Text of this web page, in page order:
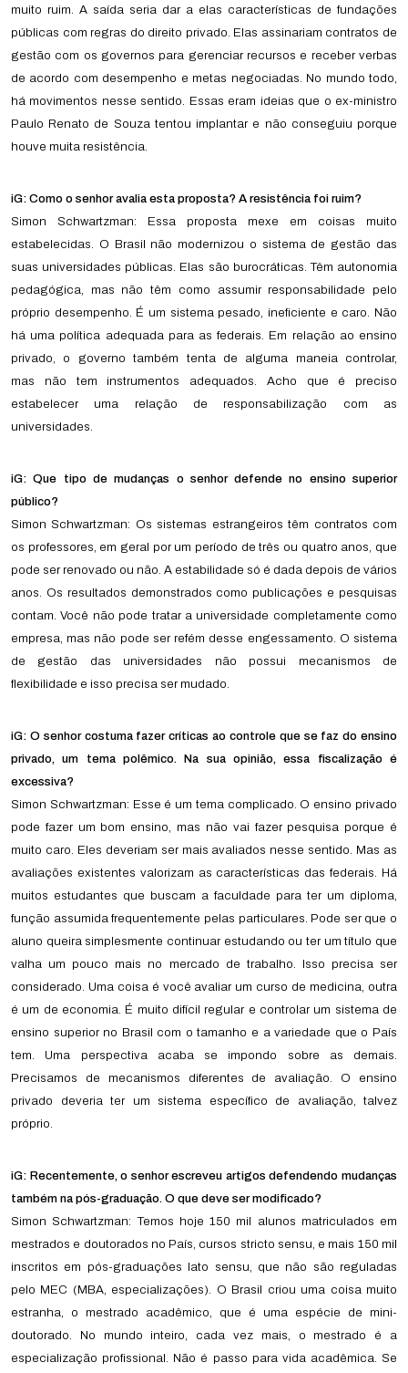
muito ruim. A saída seria dar a elas características de fundações
públicas com regras do direito privado. Elas assinariam contratos de
gestão com os governos para gerenciar recursos e receber verbas
de acordo com desempenho e metas negociadas. No mundo todo,
há movimentos nesse sentido. Essas eram ideias que o ex-ministro
Paulo Renato de Souza tentou implantar e não conseguiu porque
houve muita resistência.
iG: Como o senhor avalia esta proposta? A resistência foi ruim?
Simon Schwartzman: Essa proposta mexe em coisas muito
estabelecidas. O Brasil não modernizou o sistema de gestão das
suas universidades públicas. Elas são burocráticas. Têm autonomia
pedagógica, mas não têm como assumir responsabilidade pelo
próprio desempenho. É um sistema pesado, ineficiente e caro. Não
há uma política adequada para as federais. Em relação ao ensino
privado, o governo também tenta de alguma maneia controlar,
mas não tem instrumentos adequados. Acho que é preciso
estabelecer uma relação de responsabilização com as
universidades.
iG: Que tipo de mudanças o senhor defende no ensino superior
público?
Simon Schwartzman: Os sistemas estrangeiros têm contratos com
os professores, em geral por um período de três ou quatro anos, que
pode ser renovado ou não. A estabilidade só é dada depois de vários
anos. Os resultados demonstrados como publicações e pesquisas
contam. Você não pode tratar a universidade completamente como
empresa, mas não pode ser refém desse engessamento. O sistema
de gestão das universidades não possui mecanismos de
flexibilidade e isso precisa ser mudado.
iG: O senhor costuma fazer críticas ao controle que se faz do ensino
privado, um tema polêmico. Na sua opinião, essa fiscalização é
excessiva?
Simon Schwartzman: Esse é um tema complicado. O ensino privado
pode fazer um bom ensino, mas não vai fazer pesquisa porque é
muito caro. Eles deveriam ser mais avaliados nesse sentido. Mas as
avaliações existentes valorizam as características das federais. Há
muitos estudantes que buscam a faculdade para ter um diploma,
função assumida frequentemente pelas particulares. Pode ser que o
aluno queira simplesmente continuar estudando ou ter um título que
valha um pouco mais no mercado de trabalho. Isso precisa ser
considerado. Uma coisa é você avaliar um curso de medicina, outra
é um de economia. É muito difícil regular e controlar um sistema de
ensino superior no Brasil com o tamanho e a variedade que o País
tem. Uma perspectiva acaba se impondo sobre as demais.
Precisamos de mecanismos diferentes de avaliação. O ensino
privado deveria ter um sistema específico de avaliação, talvez
próprio.
iG: Recentemente, o senhor escreveu artigos defendendo mudanças
também na pós-graduação. O que deve ser modificado?
Simon Schwartzman: Temos hoje 150 mil alunos matriculados em
mestrados e doutorados no País, cursos stricto sensu, e mais 150 mil
inscritos em pós-graduações lato sensu, que não são reguladas
pelo MEC (MBA, especializações). O Brasil criou uma coisa muito
estranha, o mestrado acadêmico, que é uma espécie de mini-
doutorado. No mundo inteiro, cada vez mais, o mestrado é a
especialização profissional. Não é passo para vida acadêmica. Se